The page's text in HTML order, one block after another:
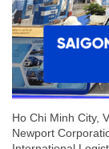
Ho Chi Minh City,
Newport